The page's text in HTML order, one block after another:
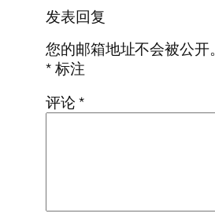
发表回复
您的邮箱地址不会被公开。
*标注
评论*